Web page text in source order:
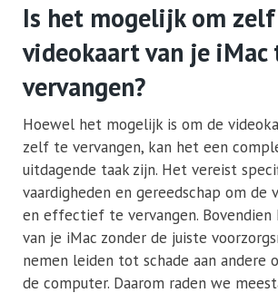
Is het mogelijk om
videokaart van je iMac
vervangen?
Hoewel het mogelijk is om de
zelf te vervangen, kan het een
uitdagende taak zijn. Het vereist
vaardigheden en gereedschap om de
en effectief te vervangen. Bovendien
van je iMac zonder de juiste
nemen leiden tot schade aan andere
de computer. Daarom raden we